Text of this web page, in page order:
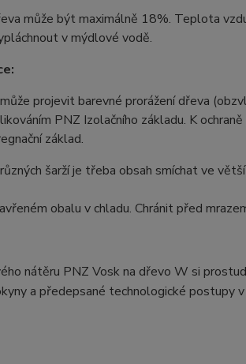
může být maximálně 18%. Teplota
v mýdlové vodě.
projevit barevné prorážení dřeva
PNZ Izolačního základu. K
základ.
šarží je třeba obsah smíchat ve
obalu v chladu. Chránit před
nátěru PNZ Vosk na dřevo W si
a předepsané technologické postupy